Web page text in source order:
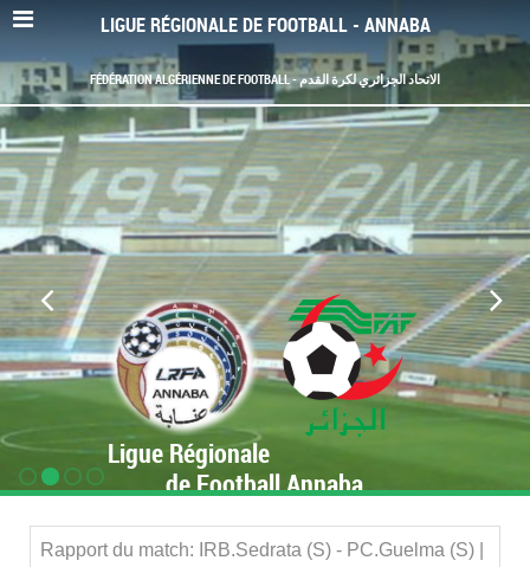
LIGUE RÉGIONALE DE FOOTBALL - ANNABA
FÉDÉRATION ALGÉRIENNE DE FOOTBALL - الاتحاد الجزائري لكرة القدم
Ligue Régionale
de Football Annaba
Rapport du match: IRB.Sedrata (S) - PC.Guelma (S) |